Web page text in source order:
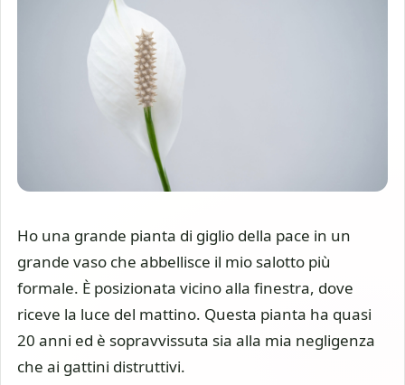
Ho una grande pianta di giglio della pace in un
grande vaso che abbellisce il mio salotto più
formale. È posizionata vicino alla finestra, dove
riceve la luce del mattino. Questa pianta ha quasi
20 anni ed è sopravvissuta sia alla mia negligenza
che ai gattini distruttivi.